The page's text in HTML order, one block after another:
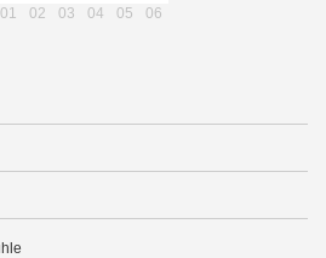
01 02 03 04 05 06